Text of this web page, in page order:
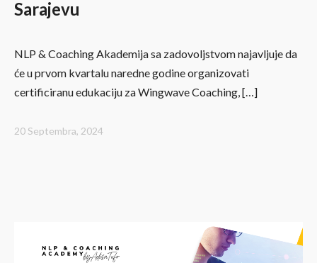
Sarajevu
NLP & Coaching Akademija sa zadovoljstvom najavljuje da
će u prvom kvartalu naredne godine organizovati
certificiranu edukaciju za Wingwave Coaching, […]
20 Septembra, 2024